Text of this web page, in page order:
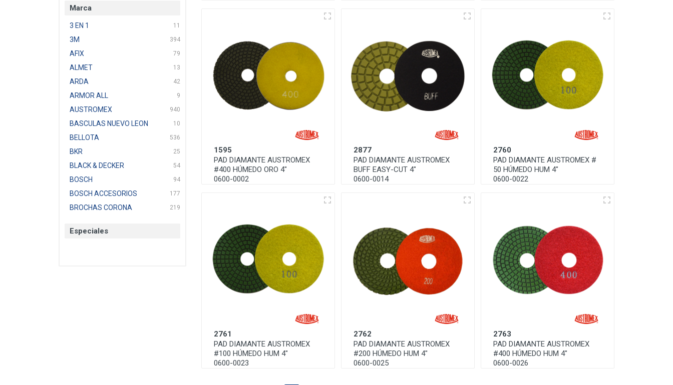
Marca
3 EN 1 11
3M 394
AFIX 79
ALMET 13
ARDA 42
ARMOR ALL 9
AUSTROMEX 940
BASCULAS NUEVO LEON 10
BELLOTA 536
BKR 25
BLACK & DECKER 54
BOSCH 94
BOSCH ACCESORIOS 177
BROCHAS CORONA 219
CAT
Especiales
1595
PAD DIAMANTE AUSTROMEX
#400 HÚMEDO ORO 4"
0600-0002
2877
PAD DIAMANTE AUSTROMEX
BUFF EASY-CUT 4"
0600-0014
2760
PAD DIAMANTE AUSTROMEX #
50 HÚMEDO HUM 4"
0600-0022
2761
PAD DIAMANTE AUSTROMEX
#100 HÚMEDO HUM 4"
0600-0023
2762
PAD DIAMANTE AUSTROMEX
#200 HÚMEDO HUM 4"
0600-0025
2763
PAD DIAMANTE AUSTROMEX
#400 HÚMEDO HUM 4"
0600-0026